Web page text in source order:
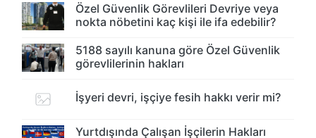
Özel Güvenlik Görevlileri Devriye veya
nokta nöbetini kaç kişi ile ifa edebilir?
5188 sayılı kanuna göre Özel Güvenlik
görevlilerinin hakları
İşyeri devri, işçiye fesih hakkı verir mi?
Yurtdışında Çalışan İşçilerin Hakları